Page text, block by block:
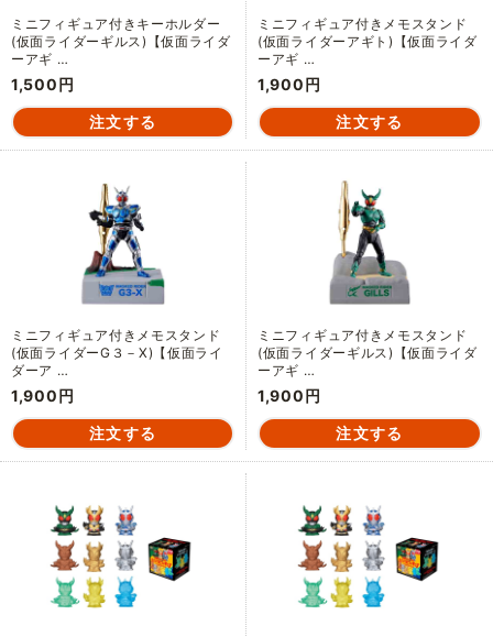
ミニフィギュア付きキーホルダー
(仮面ライダーギルス)【仮面ライダ
ーアギ …
1,500円
ミニフィギュア付きメモスタンド
(仮面ライダーアギト)【仮面ライダ
ーアギ …
1,900円
ミニフィギュア付きメモスタンド
(仮面ライダーG３－X)【仮面ライ
ダーア …
1,900円
ミニフィギュア付きメモスタンド
(仮面ライダーギルス)【仮面ライダ
ーアギ …
1,900円